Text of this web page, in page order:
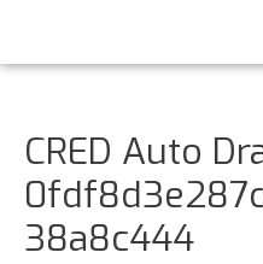
CRED Auto
38a8c444